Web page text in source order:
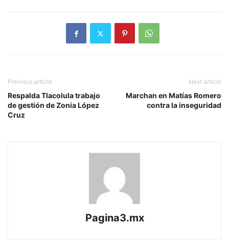
Previous article
Respalda Tlacolula trabajo
de gestión de Zonia López
Cruz
Next article
Marchan en Matías Romero
contra la inseguridad
Pagina3.mx